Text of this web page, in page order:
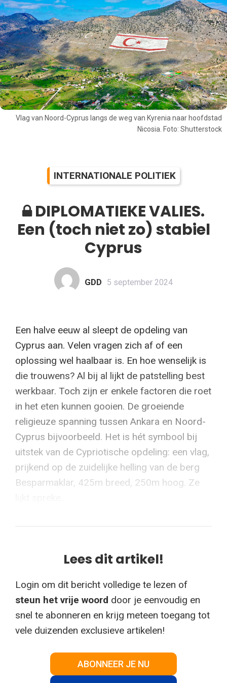
Vlag van Noord-Cyprus langs de weg van Kyrenia naar hoofdstad
Nicosia. Foto: Shutterstock
INTERNATIONALE POLITIEK
DIPLOMATIEKE VALIES.
Een (toch niet zo) stabiel
Cyprus
GDD 5 september 2024
Een halve eeuw al sleept de opdeling van
Cyprus aan. Velen vragen zich af of een
oplossing wel haalbaar is. En hoe wenselijk is
die trouwens? Al bij al lijkt de patstelling best
werkbaar. Toch zijn er enkele factoren die roet
in het eten kunnen gooien. De groeiende
religieuze spanning tussen Ankara en Noord-
Cyprus bijvoorbeeld. Het is hét symbool bij
uitstek van de Cypriotische opdeling: een vlag,
prijkend op de zuidelijke helling van de berg
Besparmaklar, 425m breed, 250m hoog. Ze
Lees dit artikel!
Login om dit bericht volledige te lezen of
steun het vrije woord door je eenvoudig en
snel te abonneren en krijg meteen toegang tot
vele duizenden exclusieve artikelen!
ABONNEER JE NU